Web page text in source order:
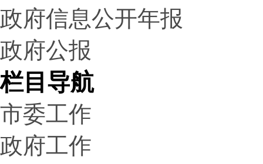
政府信息公开年报
政府公报
栏目导航
市委工作
政府工作